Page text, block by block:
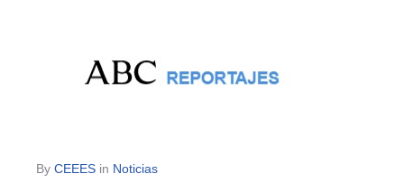
By CEEES in Noticias